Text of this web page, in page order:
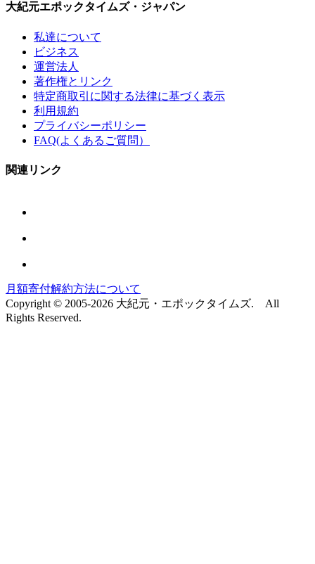
大紀元エポックタイムズ・ジャパン
私達について
ビジネス
運営法人
著作権とリンク
特定商取引に関する法律に基づく表示
利用規約
プライバシーポリシー
FAQ(よくあるご質問）
関連リンク
月額寄付解約方法について
Copyright © 2005-2026 大紀元・エポックタイムズ. All
Rights Reserved.